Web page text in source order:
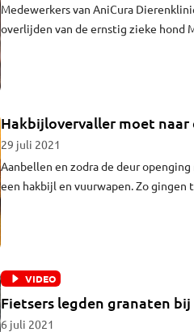
Medewerkers van AniCura
overlijden van de ernstig zieke hond
Hakbijlovervaller moet naar
29 juli 2021
Aanbellen en zodra de deur
een hakbijl en vuurwapen. Zo
VIDEO
Fietsers legden granaten
6 juli 2021